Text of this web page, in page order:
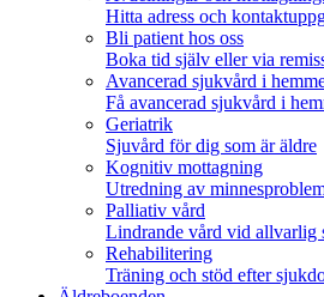
Hitta adress och
Bli patient hos oss
Boka tid själv eller via
Avancerad sjukvård i
Få avancerad sjukvård i
Geriatrik
Sjuvård för dig som är äldre
Kognitiv mottagning
Utredning av
Palliativ vård
Lindrande vård vid allvarlig
Rehabilitering
Träning och stöd efter